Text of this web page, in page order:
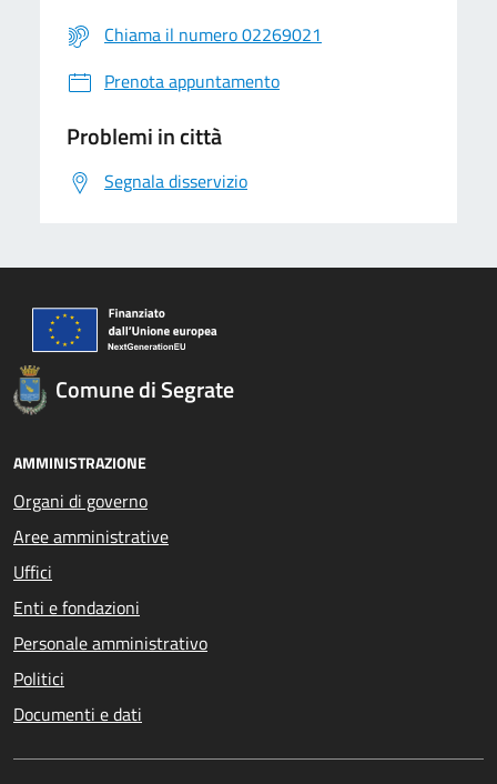
Chiama il numero 02269021
Prenota appuntamento
Problemi in città
Segnala disservizio
Comune di Segrate
AMMINISTRAZIONE
Organi di governo
Aree amministrative
Uffici
Enti e fondazioni
Personale amministrativo
Politici
Documenti e dati